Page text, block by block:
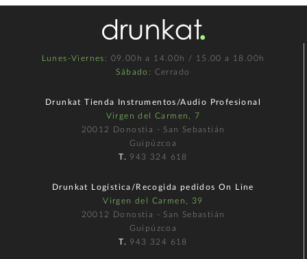
Lunes-Viernes : 09.00h a 14.00h / 15.00 a 18.00h
Sábado : Cerrado
Drunkat Tienda Instrumentos/Audio Profesional
Virgen del Carmen, 7
20012 Donostia - San Sebastián
Guipúzcoa
T. 943 324 618
Drunkat Logística/Recogida pedidos On Line
Virgen del Carmen, 39
20012 Donostia - San Sebastián
Guipúzcoa
T. 943 324 618